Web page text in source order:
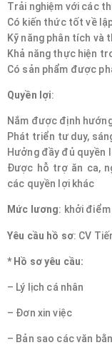
Trải nghiệm với các
Có kiến thức tốt về
Kỹ năng phân tích và
Khả năng thực hiện
Có sản phẩm được
Quyền lợi:
Nắm được định
Phát triển tư duy,
Hưởng đầy đủ
Được hỗ trợ ăn ca,
các quyền lợi khác
Mức lương: khởi
Yêu cầu hồ sơ: CV
* Hồ sơ yêu cầu:
– Lý lịch cá nhân
– Đơn xin việc
– Bản sao các văn